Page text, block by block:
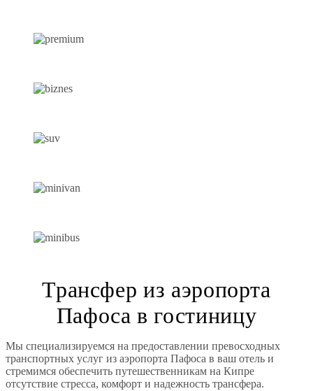
Трансфер из аэропорта
Пафоса в гостиницу
Мы специализируемся на предоставлении превосходных
транспортных услуг из аэропорта Пафоса в ваш отель и
стремимся обеспечить путешественникам на Кипре
отсутствие стресса, комфорт и надежность трансфера.